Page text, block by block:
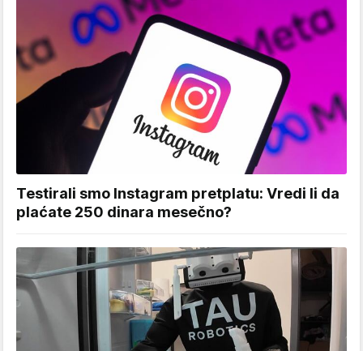
Testirali smo Instagram pretplatu: Vredi li da
plaćate 250 dinara mesečno?